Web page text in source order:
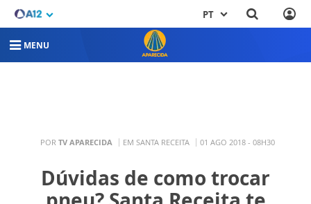
PT
MENU
POR TV APARECIDA EM SANTA RECEITA 01 AGO 2018 - 08H30
Dúvidas de como trocar